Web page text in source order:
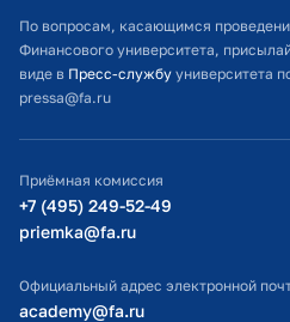
Расписание занятий
Студенческий офис
Официальный адрес
Министерство просвещения РФ
Министерство науки и высшего
По вопросам, касающимся
Финансового университета,
виде в Пресс-службу университета
pressa@fa.ru
Приёмная комиссия
+7 (495) 249-52-49
priemka@fa.ru
Официальный адрес электронной
academy@fa.ru